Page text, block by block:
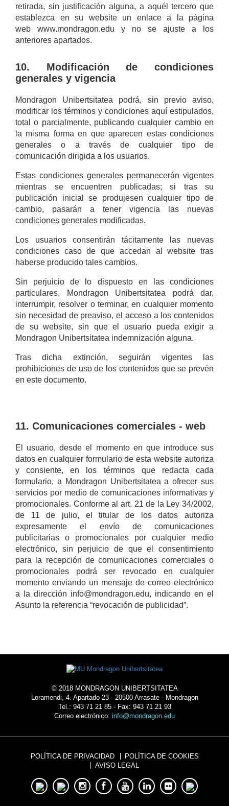
retirada, sin justificación alguna, a aquél tercero que
establezca en su website un enlace a la página
web www.mondragon.edu y no se ajuste a los
anteriores apartados.
10. Modificación de condiciones
generales y vigencia
Mondragon Unibertsitatea podrá, sin previo aviso,
modificar los términos y condiciones aquí estipulados,
total o parcialmente, publicando cualquier cambio en
la misma forma en que aparecen estas condiciones
generales o a través de cualquier tipo de
comunicación dirigida a los usuarios.
Estas condiciones generales permanecerán vigentes
mientras se encuentren publicadas; si tras su
publicación inicial se produjesen cualquier tipo de
cambio, pasarán a tener vigencia las nuevas
condiciones generales modificadas.
Los usuarios consentirán tácitamente las nuevas
condiciones caso de que accedan al website tras
haberse producido tales cambios.
Sin perjuicio de lo dispuesto en las condiciones
particulares, Mondragon Unibertsitatea podrá dar,
interrumpir, resolver o terminar, en cualquier momento
sin necesidad de preaviso, el acceso a los contenidos
de su website, sin que el usuario pueda exigir a
Mondragon Unibertsitatea indemnización alguna.
Tras dicha extinción, seguirán vigentes las
prohibiciones de uso de los contenidos que se prevén
en este documento.
11. Comunicaciones comerciales - web
El usuario, desde el momento en que introduce sus
datos en cualquier formulario de esta website autoriza
y consiente, en los términos que redacta cada
formulario, a Mondragon Unibertsitatea a ofrecer sus
servicios por medio de comunicaciones informativas y
promocionales. Conforme al art. 21 de la Ley 34/2002,
de 11 de julio, el titular de los datos autoriza
expresamente el envío de comunicaciones
publicitarias o promocionales por cualquier medio
electrónico, sin perjuicio de que el consentimiento
para la recepción de comunicaciones comerciales o
promocionales podrá ser revocado en cualquier
momento enviando un mensaje de correo electrónico
a la dirección info@mondragon.edu, indicando en el
Asunto la referencia “revocación de publicidad”.
© 2018 MONDRAGON UNIBERTSITATEA
Loramendi, 4. Apartado 23 - 20500 Arrasate - Mondragon
Tel.: 943 71 21 85 - Fax: 943 71 21 93
Correo electrónico: info@mondragon.edu
POLÍTICA DE PRIVACIDAD
POLÍTICA DE COOKIES
AVISO LEGAL